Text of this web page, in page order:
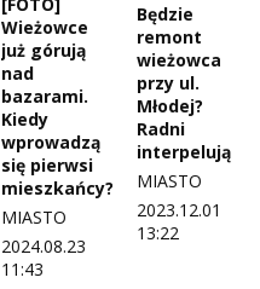
[FOTO]
Wieżowce
już górują
nad
bazarami.
Kiedy
wprowadzą
się pierwsi
mieszkańcy?
MIASTO
2024.08.23
11:43
Będzie
remont
wieżowca
przy ul.
Młodej?
Radni
interpelują
MIASTO
2023.12.01
13:22